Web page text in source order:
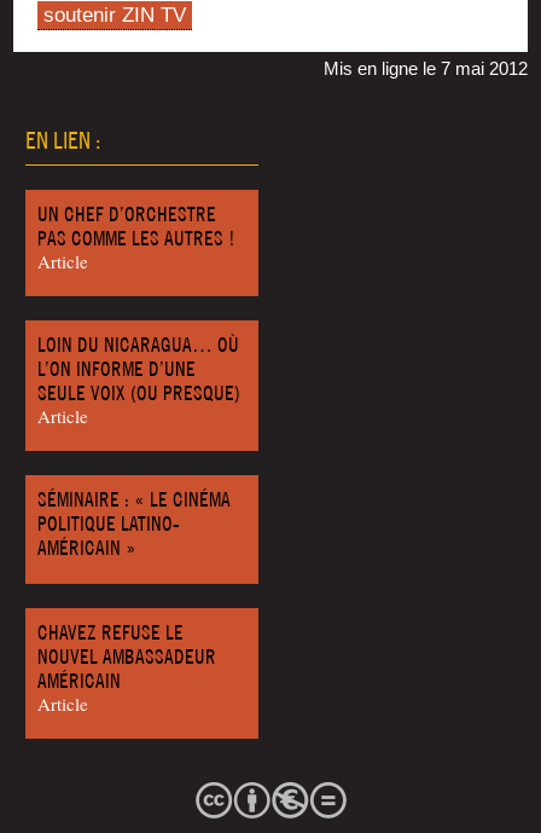
EN LIEN :
UN CHEF D’ORCHESTRE
PAS COMME LES AUTRES !
Article
LOIN DU NICARAGUA… OÙ
L’ON INFORME D’UNE
SEULE VOIX (OU PRESQUE)
Article
SÉMINAIRE : « LE CINÉMA
POLITIQUE LATINO-
AMÉRICAIN »
CHAVEZ REFUSE LE
NOUVEL AMBASSADEUR
AMÉRICAIN
Article
soutenir ZIN TV
Mis en ligne le 7 mai 2012